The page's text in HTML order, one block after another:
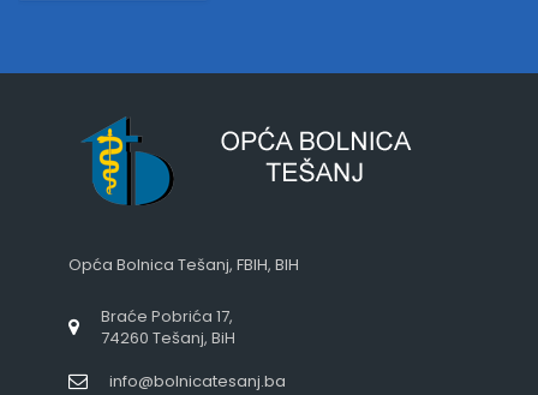
Opća Bolnica Tešanj, FBIH, BIH
Braće Pobrića 17,
74260 Tešanj, BiH
info@bolnicatesanj.ba